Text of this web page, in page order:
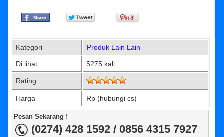
Kategori Produk Lain Lain
Di lihat 5275 kali
Rating
Harga Rp (hubungi cs)
Pesan Sekarang !
(0274) 428 1592 / 0856 4315 7927